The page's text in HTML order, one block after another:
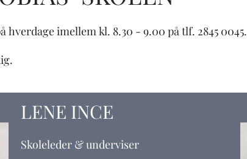
hverdage imellem kl. 8.30 - 9.00 på tlf. 2845 0045.
LENE INCE
Skoleleder &underviser